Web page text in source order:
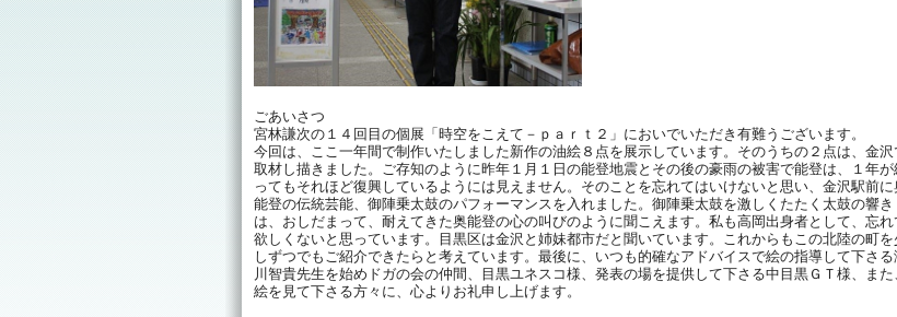
ごあいさつ
宮林謙次の１４回目の個展「時空をこえて－ｐａｒｔ２」においでいただき有難うございます。
今回は、ここ一年間で制作いたしました新作の油絵８点を展示しています。そのうちの２点は、金沢
取材し描きました。ご存知のように昨年１月１日の能登地震とその後の豪雨の被害で能登は、１年が
ってもそれほど復興しているようには見えません。そのことを忘れてはいけないと思い、金沢駅前に
能登の伝統芸能、御陣乗太鼓のパフォーマンスを入れました。御陣乗太鼓を激しくたたく太鼓の響き
は、おしだまって、耐えてきた奥能登の心の叫びのように聞こえます。私も高岡出身者として、忘れ
欲しくないと思っています。目黒区は金沢と姉妹都市だと聞いています。これからもこの北陸の町を
しずつでもご紹介できたらと考えています。最後に、いつも的確なアドバイスで絵の指導して下さる
川智貴先生を始めドガの会の仲間、目黒ユネスコ様、発表の場を提供して下さる中目黒ＧＴ様、また
絵を見て下さる方々に、心よりお礼申し上げます。